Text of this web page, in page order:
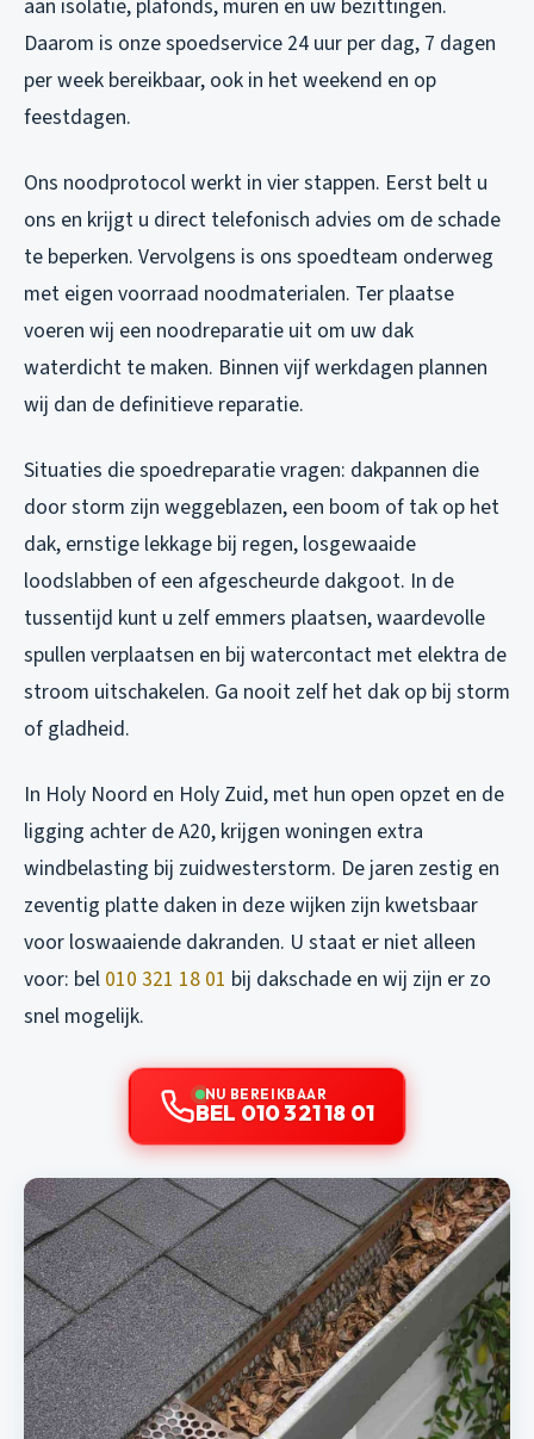
aan isolatie, plafonds, muren en uw bezittingen.
Daarom is onze spoedservice 24 uur per dag, 7 dagen
per week bereikbaar, ook in het weekend en op
feestdagen.
Ons noodprotocol werkt in vier stappen. Eerst belt u
ons en krijgt u direct telefonisch advies om de schade
te beperken. Vervolgens is ons spoedteam onderweg
met eigen voorraad noodmaterialen. Ter plaatse
voeren wij een noodreparatie uit om uw dak
waterdicht te maken. Binnen vijf werkdagen plannen
wij dan de definitieve reparatie.
Situaties die spoedreparatie vragen: dakpannen die
door storm zijn weggeblazen, een boom of tak op het
dak, ernstige lekkage bij regen, losgewaaide
loodslabben of een afgescheurde dakgoot. In de
tussentijd kunt u zelf emmers plaatsen, waardevolle
spullen verplaatsen en bij watercontact met elektra de
stroom uitschakelen. Ga nooit zelf het dak op bij storm
of gladheid.
In Holy Noord en Holy Zuid, met hun open opzet en de
ligging achter de A20, krijgen woningen extra
windbelasting bij zuidwesterstorm. De jaren zestig en
zeventig platte daken in deze wijken zijn kwetsbaar
voor loswaaiende dakranden. U staat er niet alleen
voor: bel 010 321 18 01 bij dakschade en wij zijn er zo
snel mogelijk.
NU BEREIKBAAR
BEL 010 321 18 01